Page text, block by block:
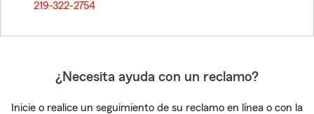
219-322-2754
¿Necesita ayuda con un reclamo?
Inicie o realice un seguimiento de su reclamo en línea o con la